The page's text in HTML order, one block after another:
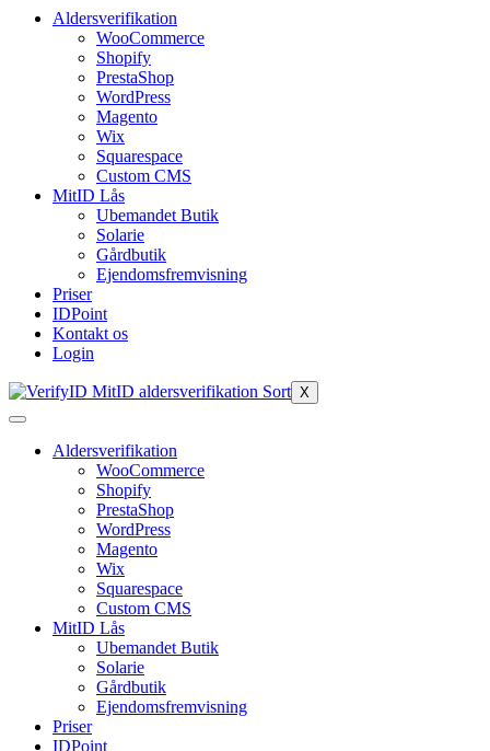
Aldersverifikation
WooCommerce
Shopify
PrestaShop
WordPress
Magento
Wix
Squarespace
Custom CMS
MitID Lås
Ubemandet Butik
Solarie
Gårdbutik
Ejendomsfremvisning
Priser
IDPoint
Kontakt os
Login
X
Aldersverifikation
WooCommerce
Shopify
PrestaShop
WordPress
Magento
Wix
Squarespace
Custom CMS
MitID Lås
Ubemandet Butik
Solarie
Gårdbutik
Ejendomsfremvisning
Priser
IDPoint